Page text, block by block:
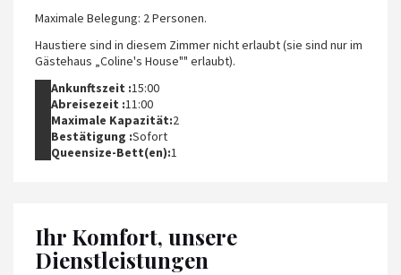
Maximale Belegung: 2 Personen.
Haustiere sind in diesem Zimmer nicht erlaubt (sie sind nur im
Gästehaus „Coline's House"" erlaubt).
Ankunftszeit :15:00
Abreisezeit :11:00
Maximale Kapazität:2
Bestätigung :Sofort
Queensize-Bett(en):1
Ihr Komfort, unsere
Dienstleistungen